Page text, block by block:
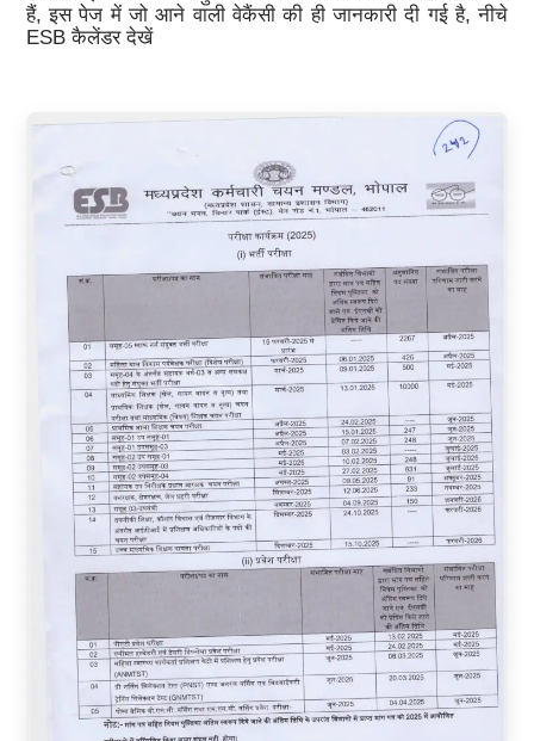
हैं, इस पेज में जो आने वाली वेकैंसी की ही जानकारी दी गई है, नीचे
ESB कैलेंडर देखें